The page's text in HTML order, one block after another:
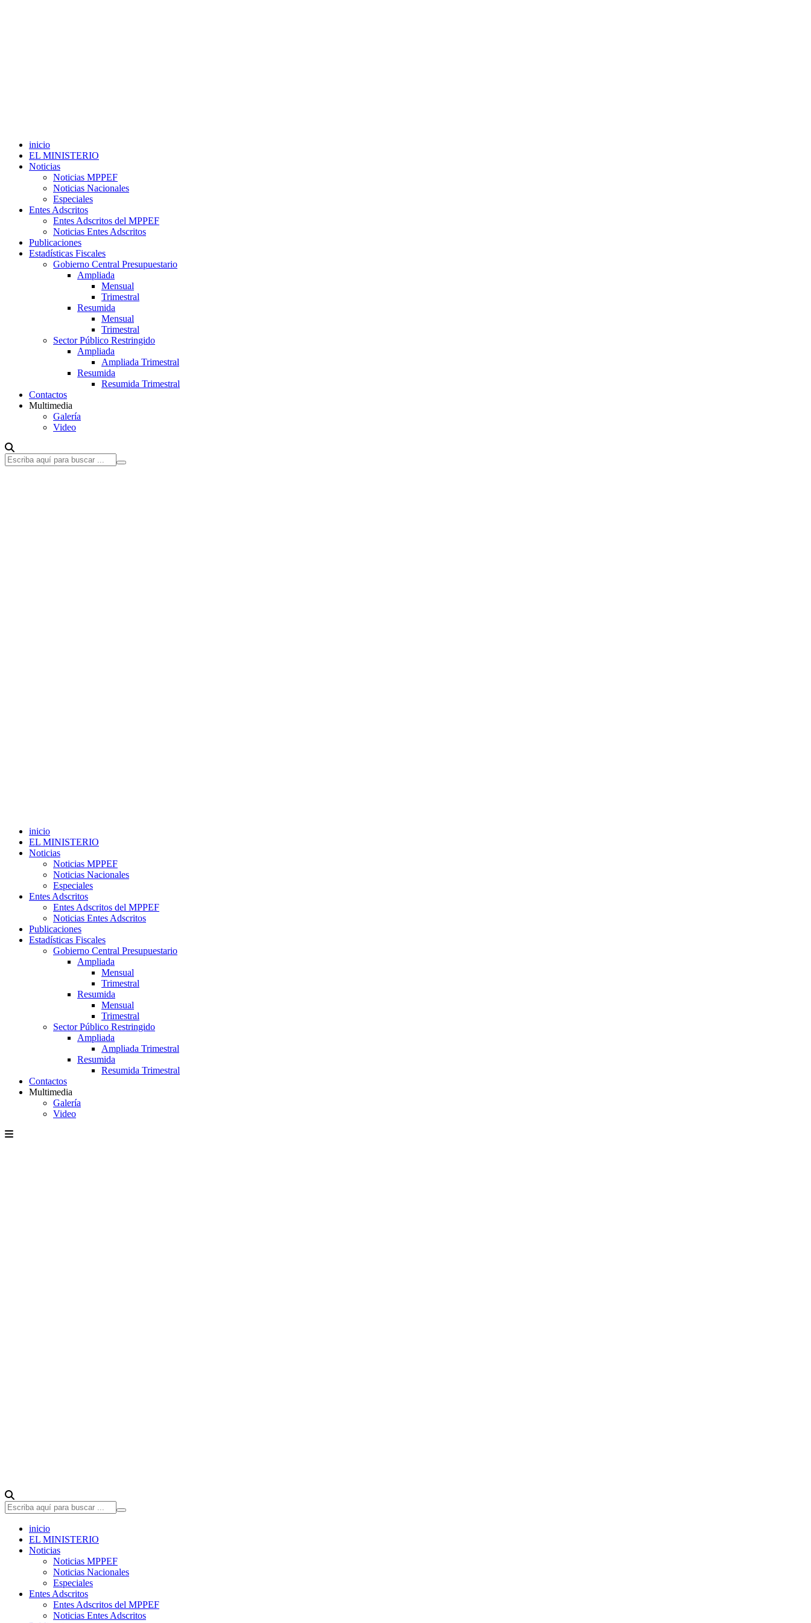
inicio
EL MINISTERIO
Noticias
Noticias MPPEF
Noticias Nacionales
Especiales
Entes Adscritos
Entes Adscritos del MPPEF
Noticias Entes Adscritos
Publicaciones
Estadísticas Fiscales
Gobierno Central Presupuestario
Ampliada
Mensual
Trimestral
Resumida
Mensual
Trimestral
Sector Público Restringido
Ampliada
Ampliada Trimestral
Resumida
Resumida Trimestral
Contactos
Multimedia
Galería
Video
inicio
EL MINISTERIO
Noticias
Noticias MPPEF
Noticias Nacionales
Especiales
Entes Adscritos
Entes Adscritos del MPPEF
Noticias Entes Adscritos
Publicaciones
Estadísticas Fiscales
Gobierno Central Presupuestario
Ampliada
Mensual
Trimestral
Resumida
Mensual
Trimestral
Sector Público Restringido
Ampliada
Ampliada Trimestral
Resumida
Resumida Trimestral
Contactos
Multimedia
Galería
Video
inicio
EL MINISTERIO
Noticias
Noticias MPPEF
Noticias Nacionales
Especiales
Entes Adscritos
Entes Adscritos del MPPEF
Noticias Entes Adscritos